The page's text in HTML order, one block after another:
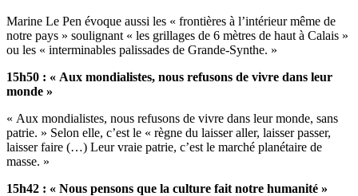
Marine Le Pen évoque aussi les « frontières à l’intérieur même de
notre pays » soulignant « les grillages de 6 mètres de haut à Calais »
ou les « interminables palissades de Grande-Synthe. »
15h50 : « Aux mondialistes, nous refusons de vivre dans leur
monde »
« Aux mondialistes, nous refusons de vivre dans leur monde, sans
patrie. » Selon elle, c’est le « règne du laisser aller, laisser passer,
laisser faire (…) Leur vraie patrie, c’est le marché planétaire de
masse. »
15h42 : « Nous pensons que la culture fait notre humanité »